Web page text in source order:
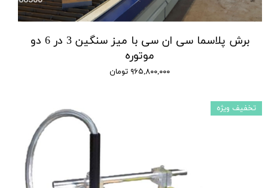
برش پلاسما سی ان سی با میز سنگین 3 در 6 دو
موتوره
۹۶۵,۸۰۰,۰۰۰ تومان
تخفیف ویژه